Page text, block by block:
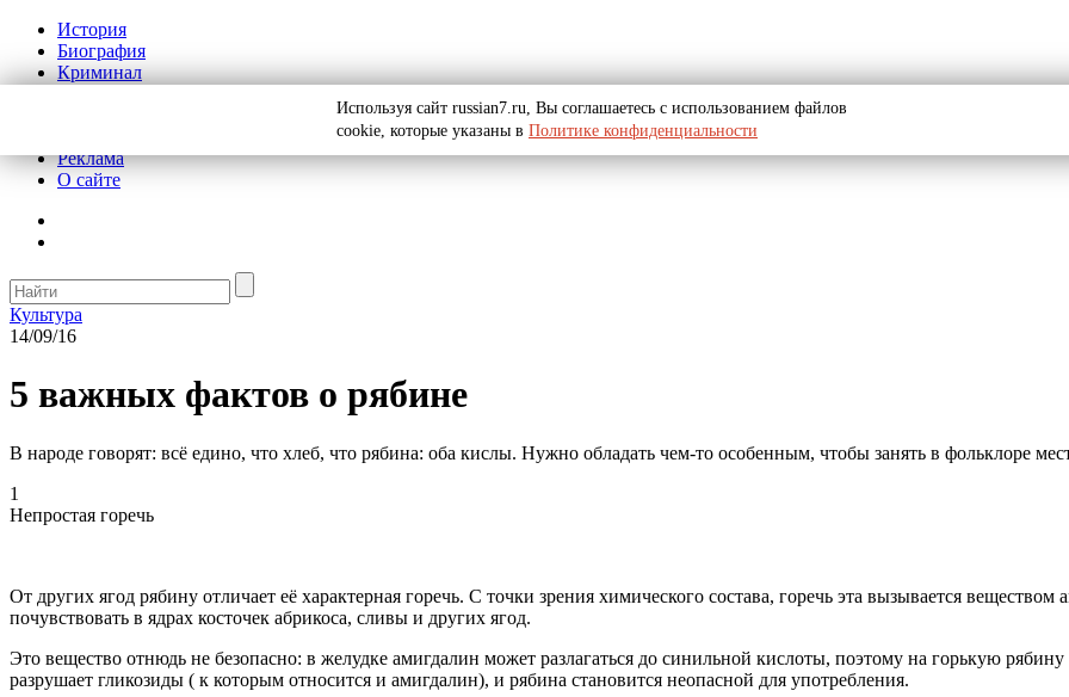
История
Биография
Криминал
Реклама
О сайте
Культура
14/09/16
5 важных фактов о рябине
В народе говорят: всё едино, что хлеб, что рябина: оба кислы. Нужно обладать чем-то особенным, чтобы занять в фольклоре
1
Непростая горечь
От других ягод рябину отличает её характерная горечь. С точки зрения химического состава, горечь эта вызывается
почувствовать в ядрах косточек абрикоса, сливы и других ягод.
Это вещество отнюдь не безопасно: в желудке амигдалин может разлагаться до синильной кислоты, поэтому на горькую
разрушает гликозиды ( к которым относится и амигдалин), и рябина становится неопасной для употребления.
Используя сайт russian7.ru, Вы соглашаетесь с использованием файлов
cookie, которые указаны в Политике конфиденциальности